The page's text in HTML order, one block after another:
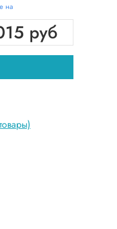
на
руб